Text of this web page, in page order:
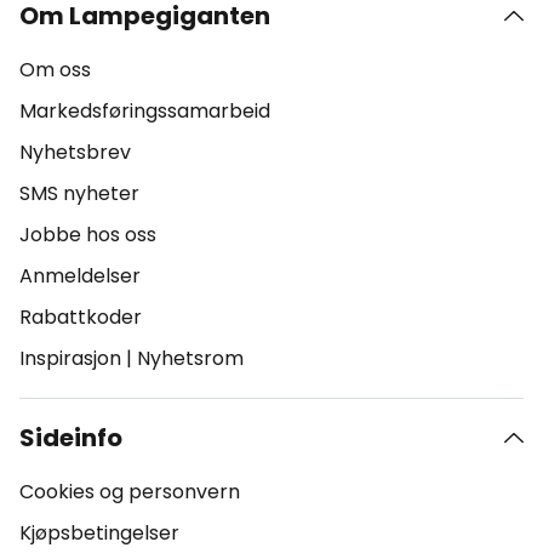
Om Lampegiganten
Om oss
Markedsføringssamarbeid
Nyhetsbrev
SMS nyheter
Jobbe hos oss
Anmeldelser
Rabattkoder
Inspirasjon | Nyhetsrom
Sideinfo
Cookies og personvern
Kjøpsbetingelser